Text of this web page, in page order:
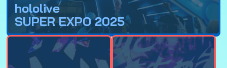
hololive
SUPER EXPO 2025